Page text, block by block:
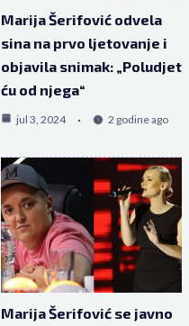
Marija Šerifović odvela
sina na prvo ljetovanje i
objavila snimak: „Poludjet
ću od njega“
jul 3, 2024 2 godine ago
Marija Šerifović se javno